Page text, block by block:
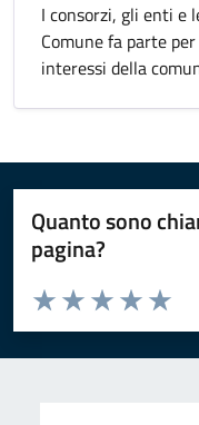
I consorzi, gli enti e
Comune fa parte
interessi della
Quanto sono
pagina?
Valuta da 1 a 5 stelle la
Valuta 4
Valuta 3
Valuta 2 stelle su
Valuta 1 stelle su 5